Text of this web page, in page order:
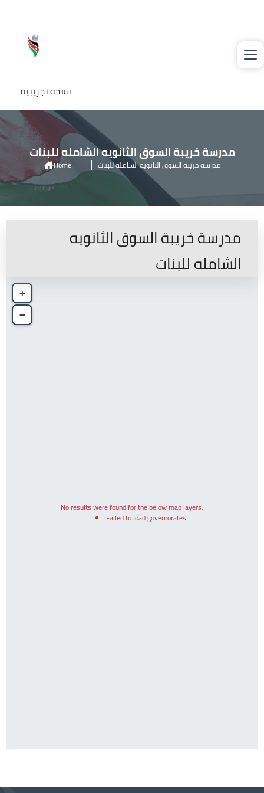
نسخة تجريبية
مدرسة خريبة السوق الثانويه الشامله للبنات
Home مدرسة خريبة السوق الثانويه الشامله للبنات
مدرسة خريبة السوق الثانويه
الشامله للبنات
No results were found for the below map layers:
Failed to load governorates.
+
−